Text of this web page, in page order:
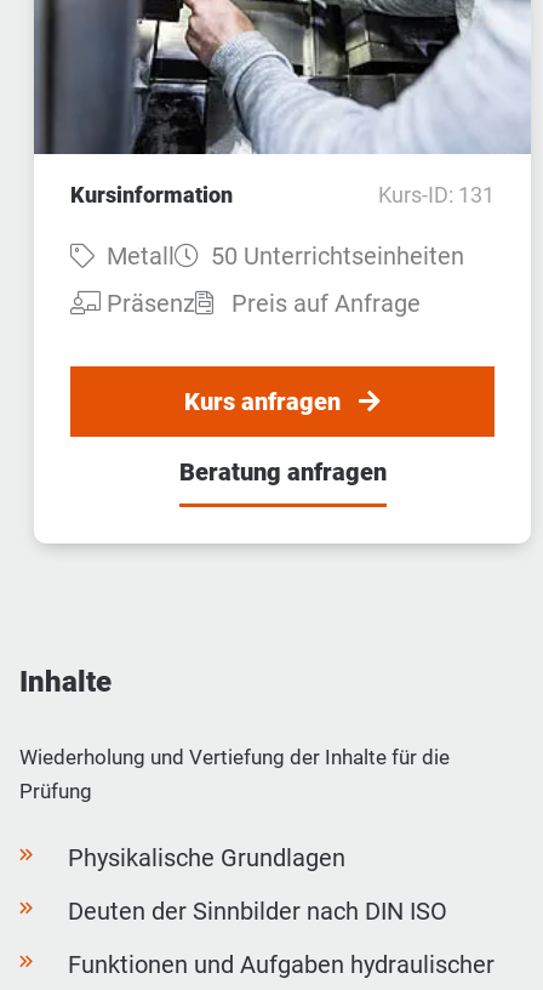
Kursinformation Kurs-ID: 131
Fach:MetallDauer:50 Unterrichtseinheiten
Teilnahmeart:
Präsenz Preis auf Anfrage
Kurs anfragen
Beratung anfragen
Inhalte
Wiederholung und Vertiefung der Inhalte für die
Prüfung
Physikalische Grundlagen
Deuten der Sinnbilder nach DIN ISO
Funktionen und Aufgaben hydraulischer